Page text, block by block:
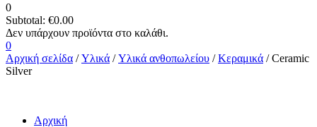
0
Subtotal: €0.00
0
Αρχική σελίδα /Υλικά /Υλικά ανθοπωλείου /Κεραμικά / Ceramic
Silver
Αρχική